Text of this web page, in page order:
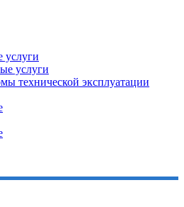
услуги
услуги
технической эксплуатации